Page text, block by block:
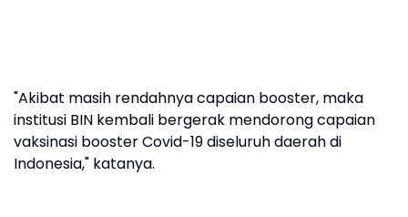
"Akibat masih rendahnya capaian booster, maka
institusi BIN kembali bergerak mendorong capaian
vaksinasi booster Covid-19 diseluruh daerah di
Indonesia," katanya.